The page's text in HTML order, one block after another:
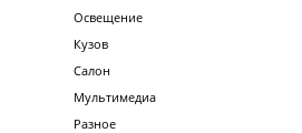
Освещение
Кузов
Салон
Мультимедиа
Разное